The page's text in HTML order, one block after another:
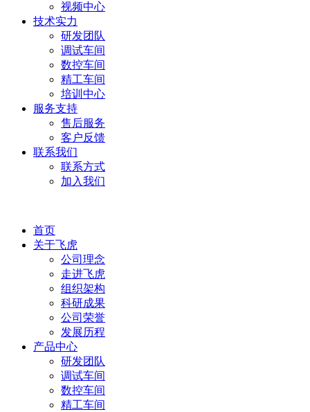
视频中心
技术实力
研发团队
调试车间
数控车间
精工车间
培训中心
服务支持
售后服务
客户反馈
联系我们
联系方式
加入我们
首页
关于飞虎
公司理念
走进飞虎
组织架构
科研成果
公司荣誉
发展历程
产品中心
研发团队
调试车间
数控车间
精工车间